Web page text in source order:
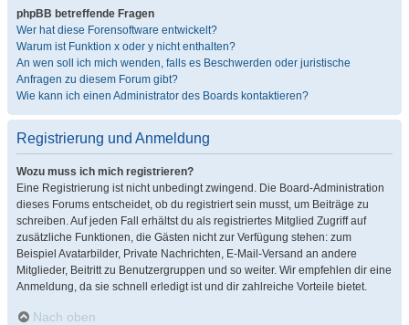
phpBB betreffende Fragen
Wer hat diese Forensoftware entwickelt?
Warum ist Funktion x oder y nicht enthalten?
An wen soll ich mich wenden, falls es Beschwerden oder juristische
Anfragen zu diesem Forum gibt?
Wie kann ich einen Administrator des Boards kontaktieren?
Registrierung und Anmeldung
Wozu muss ich mich registrieren?
Eine Registrierung ist nicht unbedingt zwingend. Die Board-Administration
dieses Forums entscheidet, ob du registriert sein musst, um Beiträge zu
schreiben. Auf jeden Fall erhältst du als registriertes Mitglied Zugriff auf
zusätzliche Funktionen, die Gästen nicht zur Verfügung stehen: zum
Beispiel Avatarbilder, Private Nachrichten, E-Mail-Versand an andere
Mitglieder, Beitritt zu Benutzergruppen und so weiter. Wir empfehlen dir eine
Anmeldung, da sie schnell erledigt ist und dir zahlreiche Vorteile bietet.
Nach oben